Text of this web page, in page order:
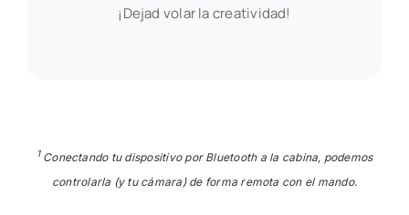
¡Dejad volar la creatividad!
1Conectando tu dispositivo por Bluetooth a la cabina, podemos
controlarla (y tu cámara) de forma remota con el mando.